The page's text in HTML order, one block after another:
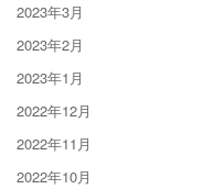
2023年3月
2023年2月
2023年1月
2022年12月
2022年11月
2022年10月